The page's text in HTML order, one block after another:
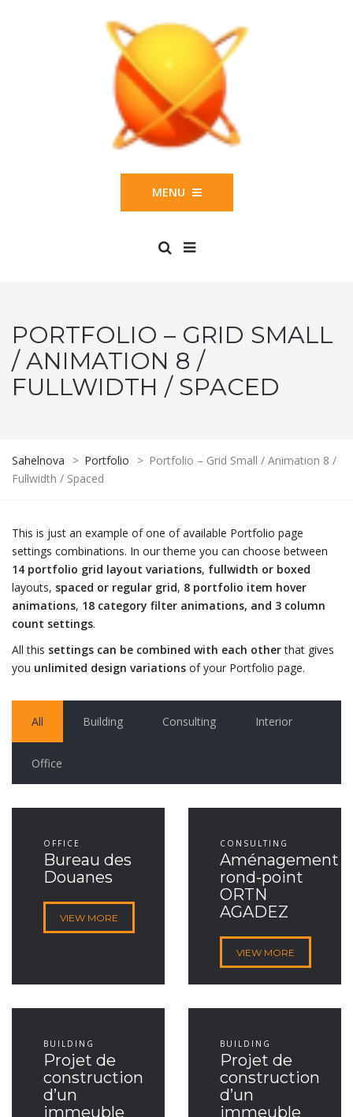
MENU
PORTFOLIO – GRID SMALL
/ ANIMATION 8 /
FULLWIDTH / SPACED
Sahelnova > Portfolio > Portfolio – Grid Small / Animation 8 /
Fullwidth / Spaced
This is just an example of one of available Portfolio page
settings combinations. In our theme you can choose between
14 portfolio grid layout variations, fullwidth or boxed
layouts, spaced or regular grid, 8 portfolio item hover
animations, 18 category filter animations, and 3 column
count settings.
All this settings can be combined with each otherthat gives
you unlimited design variations of your Portfolio page.
All Building Consulting Interior
Office
OFFICE
Bureau des
Douanes
VIEW MORE
CONSULTING
Aménagement
rond-point
ORTN
AGADEZ
VIEW MORE
BUILDING
Projet de
construction
d’un
immeuble
BUILDING
Projet de
construction
d’un
immeuble